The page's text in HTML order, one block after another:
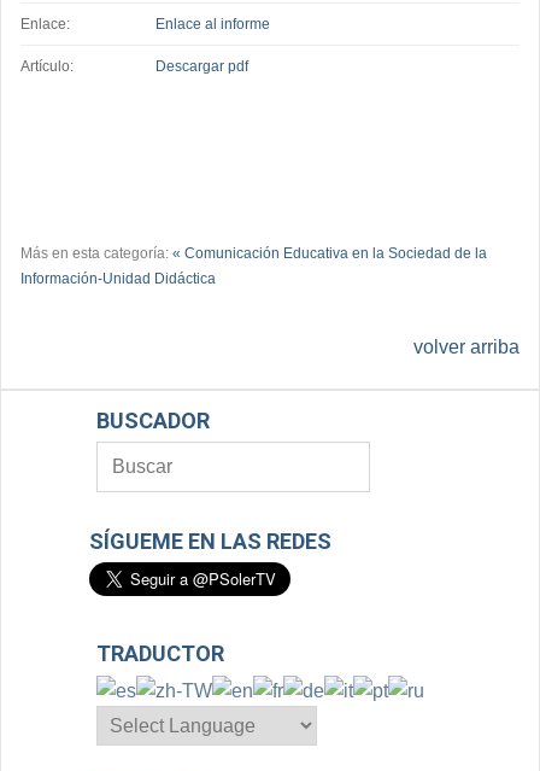
Enlace: Enlace al informe
Artículo: Descargar pdf
Más en esta categoría: « Comunicación Educativa en la Sociedad de la
Información-Unidad Didáctica
volver arriba
BUSCADOR
SÍGUEME EN LAS REDES
TRADUCTOR